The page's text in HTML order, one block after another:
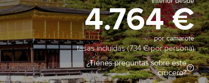
4.764 €
por camarote
tasas incluidas (734 € por persona)
¿Tienes preguntas sobre este
crucero?